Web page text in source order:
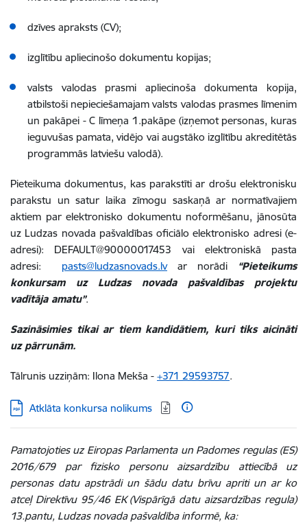
dzīves apraksts (CV);
izglītību apliecinošo dokumentu kopijas;
valsts valodas prasmi apliecinoša dokumenta kopija,
atbilstoši nepieciešamajam valsts valodas prasmes līmenim
un pakāpei - C līmeņa 1.pakāpe (izņemot personas, kuras
ieguvušas pamata, vidējo vai augstāko izglītību akreditētās
programmās latviešu valodā).
Pieteikuma dokumentus, kas parakstīti ar drošu elektronisku
parakstu un satur laika zīmogu saskaņā ar normatīvajiem
aktiem par elektronisko dokumentu noformēšanu, jānosūta
uz Ludzas novada pašvaldības oficiālo elektronisko adresi (e-
adresi): DEFAULT@90000017453 vai elektroniskā pasta
adresi: pasts@ludzasnovads.lvar norādi
“Pieteikums
konkursam uz Ludzas novada pašvaldības projektu
vadītāja amatu”.
Sazināsimies tikai ar tiem kandidātiem, kuri tiks aicināti
uz pārrunām.
Tālrunis uzziņām: Ilona Mekša - +371 29593757.
Lejupielādēt:
Atklāta konkursa nolikums
Pamatojoties uz Eiropas Parlamenta un Padomes regulas (ES)
2016/679 par fizisko personu aizsardzību attiecībā uz
personas datu apstrādi un šādu datu brīvu apriti un ar ko
atceļ Direktīvu 95/46 EK (Vispārīgā datu aizsardzības regula)
13.pantu, Ludzas novada pašvaldība informē, ka: